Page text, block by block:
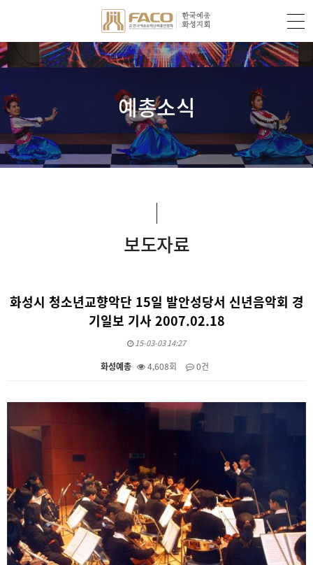
예총소식
보도자료
화성시 청소년교향악단 15일 발안성당서 신년음악회 경
기일보 기사 2007.02.18
15-03-03 14:27
화성예총 4,608회 0건
본문